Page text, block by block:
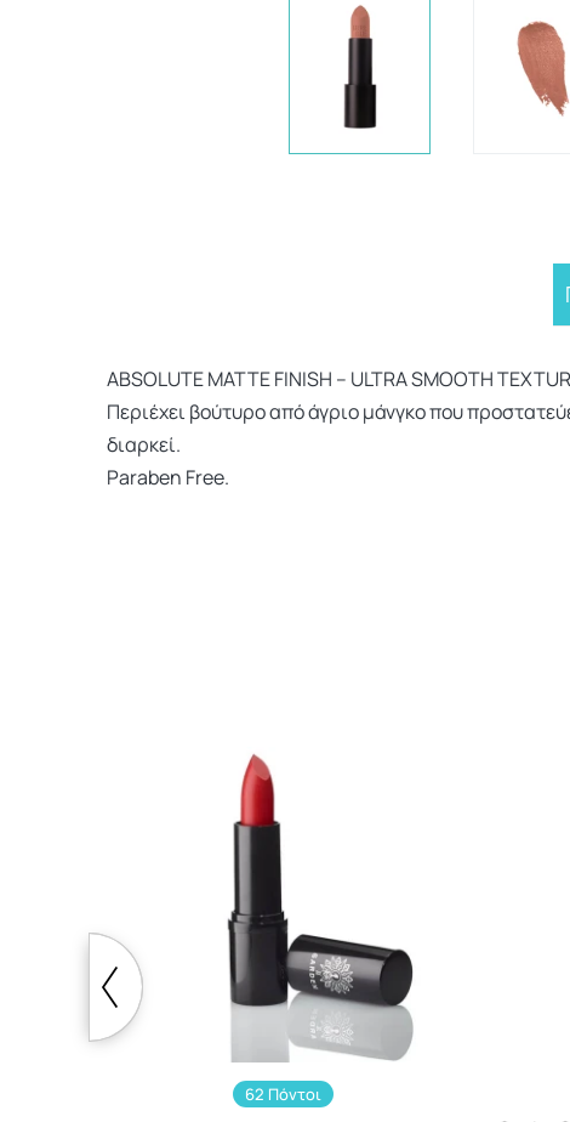
ABSOLUTE MATTE FINISH – ULTRA SMOOTH
Περιέχει βούτυρο από άγριο μάνγκο που
διαρκεί.
Paraben Free.
62 Πόντοι